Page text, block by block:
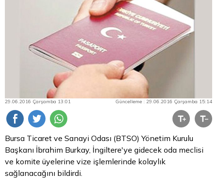
29.06.2016 Çarşamba 13:01 Güncelleme : 29.06.2016 Çarşamba 15:14
Bursa Ticaret ve Sanayi Odası (BTSO) Yönetim Kurulu
Başkanı İbrahim Burkay, İngiltere'ye gidecek oda meclisi
ve komite üyelerine vize işlemlerinde kolaylık
sağlanacağını bildirdi.